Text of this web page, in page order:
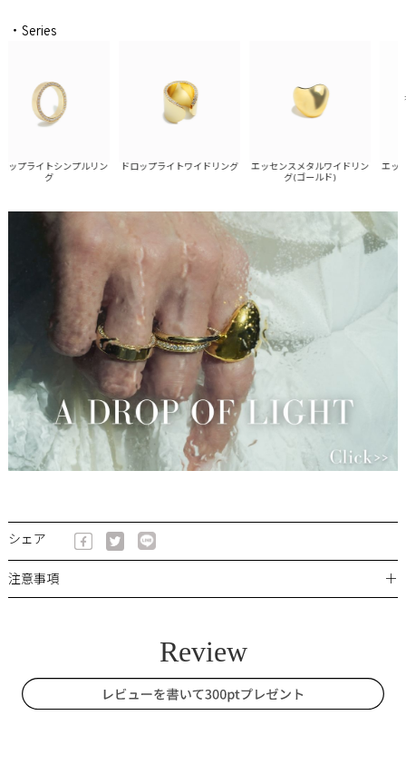
・Series
プライトシンプルリン
ドロップライトワイドリング
エッセンスメタルワイドリン
グ(ゴールド)
エッセ
シェア
注意事項 ＋